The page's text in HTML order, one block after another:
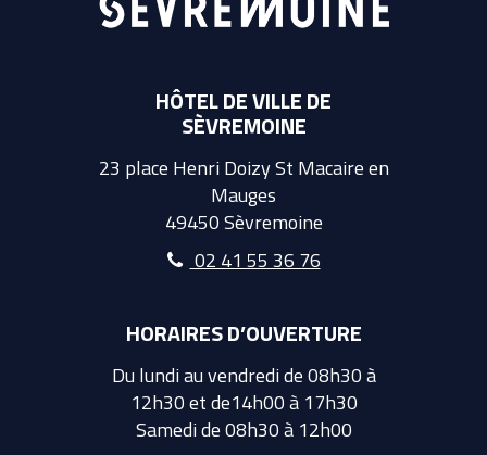
HÔTEL DE VILLE DE
SÈVREMOINE
23 place Henri Doizy St Macaire en
Mauges
49450 Sèvremoine
02 41 55 36 76
HORAIRES D’OUVERTURE
Du lundi au vendredi de 08h30 à
12h30 et de14h00 à 17h30
Samedi de 08h30 à 12h00